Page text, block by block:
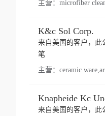
主营： microfiber
K&c Sol Corp.
来自美国的客户，此
笔
主营： ceramic
来自美国的客户，此